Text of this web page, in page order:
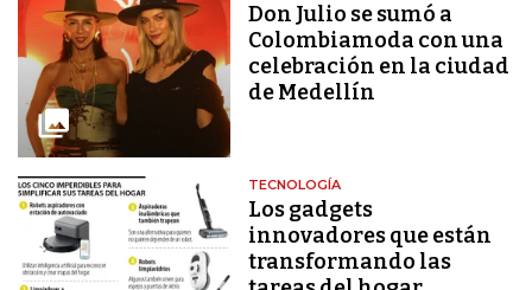
Don Julio se sumó a
Colombiamoda con una
celebración en la ciudad
de Medellín
TECNOLOGÍA
Los gadgets
innovadores que están
transformando las